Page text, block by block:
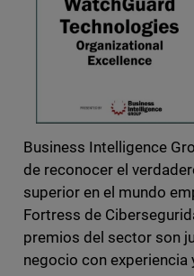
Business Intelligence
de reconocer el
superior en el mundo
Fortress de
premios del sector son
negocio con experiencia